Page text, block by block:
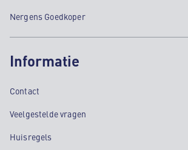
Nergens Goedkoper
Informatie
Contact
Veelgestelde vragen
Huisregels